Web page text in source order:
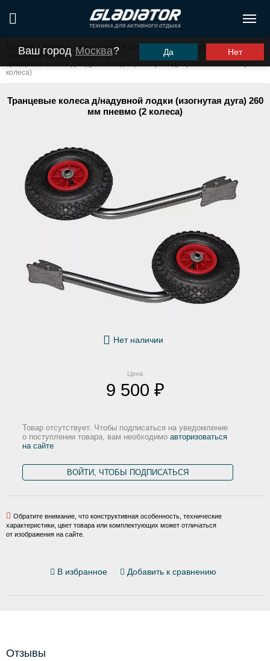
Ваш город Москва? Да Нет
Главная / Каталог Аксессуары и одежда Аксессуары для лодок
Транцевые колеса
/
колеса)
Транцевые колеса д/надувной лодки (изогнутая дуга) 260
мм пневмо (2 колеса)
В избранное Добавить к сравнению
Нет наличии
Цена
9 500 ₽
Товар отсутствует. Чтобы подписаться на уведомление
о поступлении товара, вам необходимо авторизоваться
на сайте
ВОЙТИ, ЧТОБЫ ПОДПИСАТЬСЯ
Обратите внимание, что конструктивная особенность, технические
характеристики, цвет товара или комплектующих может отличаться
от изображения на сайте.
Отзывы